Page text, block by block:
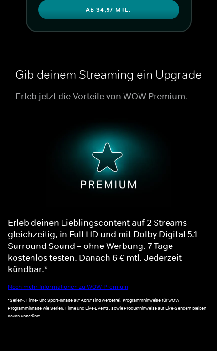
AB 34,97 MTL.
Gib deinem Streaming ein Upgrade
Erleb jetzt die Vorteile von WOW Premium.
Erleb deinen Lieblingscontent auf 2 Streams
gleichzeitig, in Full HD und mit Dolby Digital 5.1
Surround Sound – ohne Werbung. 7 Tage
kostenlos testen. Danach 6 € mtl. Jederzeit
kündbar.*
Noch mehr Informationen zu WOW Premium
*Serien-, Filme- und Sport-Inhalte auf Abruf sind werbefrei. Programmhinweise für WOW
Programminhalte wie Serien, Filme und Live-Events, sowie Produkthinweise auf Live-Sendern bleiben
davon unberührt.